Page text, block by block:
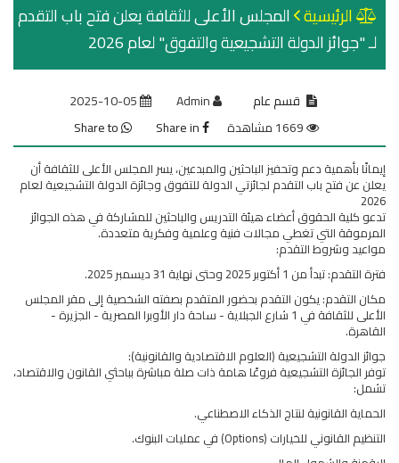
الرئيسية المجلس الأعلى للثقافة يعلن فتح باب التقدم
لـ "جوائز الدولة التشجيعية والتفوق" لعام 2026
قسم عام
إيمانًا بأهمية دعم وتحفيز الباحثين والمبدعين، يسر المجلس الأعلى للثقافة أن
يعلن عن فتح باب التقدم لجائزتي الدولة للتفوق وجائزة الدولة التشجيعية لعام
2026
تدعو كلية الحقوق أعضاء هيئة التدريس والباحثين للمشاركة في هذه الجوائز
المرموقة التي تغطي مجالات فنية وعلمية وفكرية متعددة.
مواعيد وشروط التقدم:
فترة التقدم: تبدأ من 1 أكتوبر 2025 وحتى نهاية 31 ديسمبر 2025.
مكان التقدم: يكون التقدم بحضور المتقدم بصفته الشخصية إلى مقر المجلس
الأعلى للثقافة في 1 شارع الجبلاية - ساحة دار الأوبرا المصرية - الجزيرة -
القاهرة.
جوائز الدولة التشجيعية (العلوم الاقتصادية والقانونية):
توفر الجائزة التشجيعية فروعًا هامة ذات صلة مباشرة بباحثي القانون والاقتصاد،
تشمل:
الحماية القانونية لنتاج الذكاء الاصطناعي.
التنظيم القانوني للخيارات (Options) في عمليات البنوك.